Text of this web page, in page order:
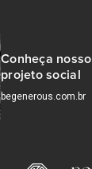
Conheça nosso
projeto social
begenerous.com.br